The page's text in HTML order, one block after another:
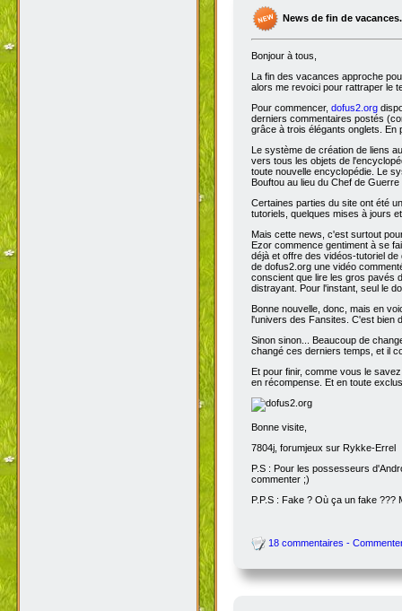
News de fin de
Bonjour à tous,
La fin des vacances approche
alors me revoici pour rattraper le
Pour commencer, dofus2.org
derniers commentaires postés
grâce à trois élégants onglets. En
Le système de création de liens
vers tous les objets de
toute nouvelle encyclopédie. Le
Bouftou au lieu du Chef de
Certaines parties du site ont été
tutoriels, quelques mises à jours
Mais cette news, c'est surtout
Ezor commence gentiment à se
déjà et offre des vidéos-tutoriel
de dofus2.org une vidéo
conscient que lire les gros pavés
distrayant. Pour l'instant, seul le
Bonne nouvelle, donc, mais en
l'univers des Fansites. C'est bien
Sinon sinon... Beaucoup de
changé ces derniers temps, et il
Et pour finir, comme vous le
en récompense. Et en toute
Bonne visite,
7804j, forumjeux sur Rykke-Errel
P.S : Pour les possesseurs
commenter ;)
P.P.S : Fake ? Où ça un fake ???
18 commentaires -